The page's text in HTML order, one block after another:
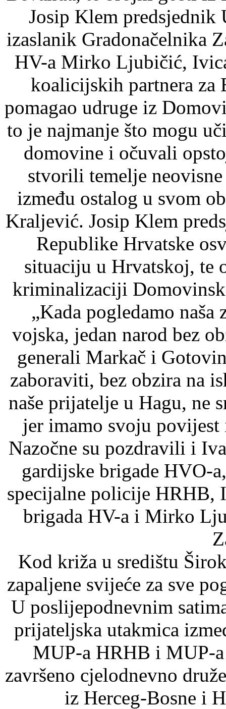
Josip Klem predsjednik
izaslanik Gradonačelnika
HV-a Mirko Ljubičić,
koalicijskih partnera za
pomagao udruge iz
to je najmanje što mogu
domovine i očuvali
stvorili temelje
između ostalog u svom
Kraljević. Josip Klem
Republike Hrvatske
situaciju u Hrvatskoj, te
kriminalizaciji
„Kada pogledamo
vojska, jedan narod bez
generali Markač i
zaboraviti, bez obzira na
naše prijatelje u Hagu, ne
jer imamo svoju
Nazočne su pozdravili i
gardijske brigade HVO-
specijalne policije HRHB,
brigada HV-a i Mirko
Kod križa u središtu
zapaljene svijeće za sve
U poslijepodnevnim
prijateljska utakmica
MUP-a HRHB i MUP-
završeno cjelodnevno
iz Herceg-Bosne i